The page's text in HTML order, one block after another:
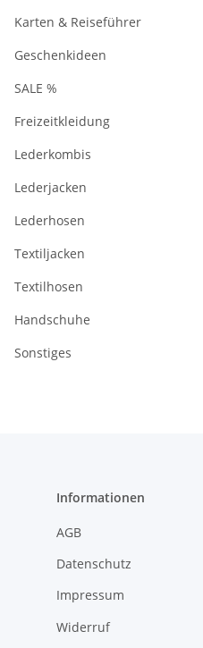
Karten & Reiseführer
Geschenkideen
SALE %
Freizeitkleidung
Lederkombis
Lederjacken
Lederhosen
Textiljacken
Textilhosen
Handschuhe
Sonstiges
Informationen
AGB
Datenschutz
Impressum
Widerruf